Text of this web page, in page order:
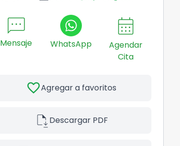
sms
Mensaje WhatsApp
calendar_month
Agendar
Cita
favoriteAgregar a favoritos
file_saveDescargar PDF